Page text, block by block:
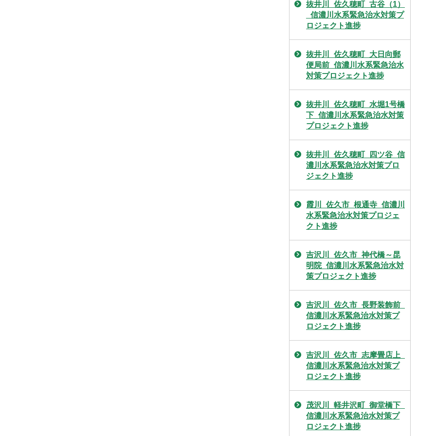
抜井川_佐久穂町_古谷（1）
_信濃川水系緊急治水対策プ
ロジェクト進捗
抜井川_佐久穂町_大日向郵
便局前_信濃川水系緊急治水
対策プロジェクト進捗
抜井川_佐久穂町_水堀1号橋
下_信濃川水系緊急治水対策
プロジェクト進捗
抜井川_佐久穂町_四ツ谷_信
濃川水系緊急治水対策プロ
ジェクト進捗
霞川_佐久市_根通寺_信濃川
水系緊急治水対策プロジェ
クト進捗
吉沢川_佐久市_神代橋～昆
明院_信濃川水系緊急治水対
策プロジェクト進捗
吉沢川_佐久市_長野装飾前_
信濃川水系緊急治水対策プ
ロジェクト進捗
吉沢川_佐久市_志摩畳店上_
信濃川水系緊急治水対策プ
ロジェクト進捗
茂沢川_軽井沢町_御堂橋下_
信濃川水系緊急治水対策プ
ロジェクト進捗